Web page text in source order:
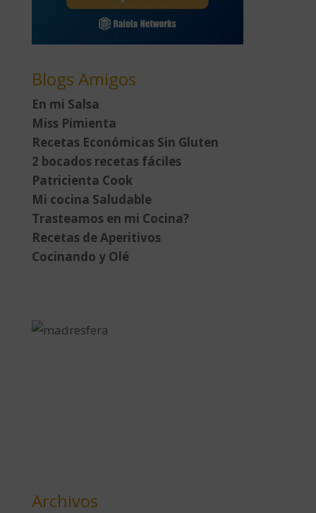
Blogs Amigos
En mi Salsa
Miss Pimienta
Recetas Económicas Sin Gluten
2 bocados recetas fáciles
Patricienta Cook
Mi cocina Saludable
Trasteamos en mi Cocina?
Recetas de Aperitivos
Cocinando y Olé
Archivos